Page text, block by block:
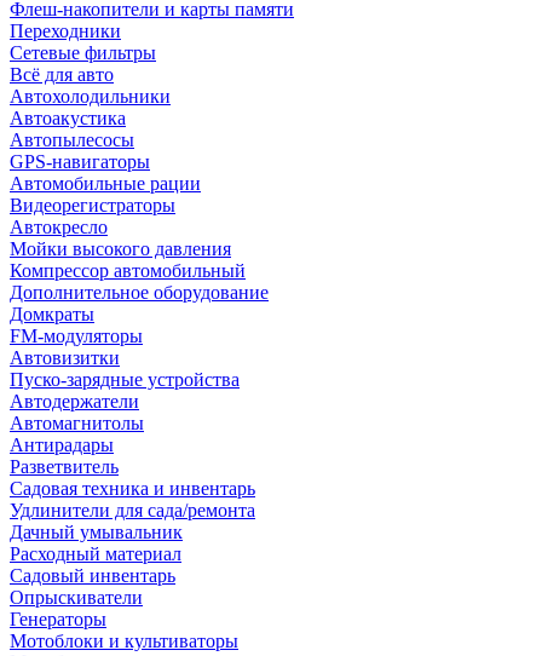
Флеш-накопители и карты памяти
Переходники
Сетевые фильтры
Всё для авто
Автохолодильники
Автоакустика
Автопылесосы
GPS-навигаторы
Автомобильные рации
Видеорегистраторы
Автокресло
Мойки высокого давления
Компрессор автомобильный
Дополнительное оборудование
Домкраты
FM-модуляторы
Автовизитки
Пуско-зарядные устройства
Автодержатели
Автомагнитолы
Антирадары
Разветвитель
Садовая техника и инвентарь
Удлинители для сада/ремонта
Дачный умывальник
Расходный материал
Садовый инвентарь
Опрыскиватели
Генераторы
Мотоблоки и культиваторы